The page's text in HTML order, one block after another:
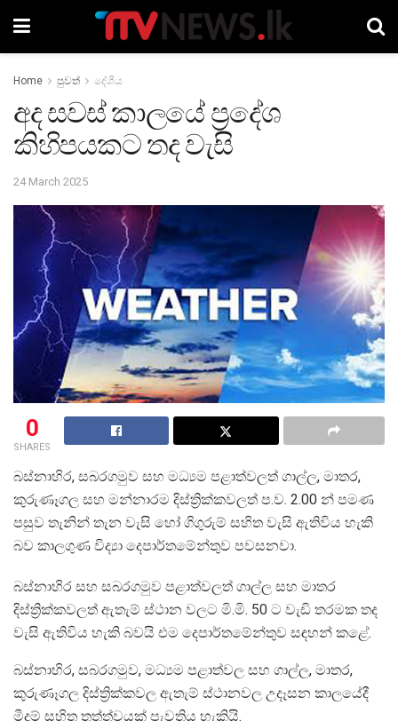
Home පුවත් දේශීය
අද සවස් කාලයේ ප්‍රදේශ
කිහිපයකට තද වැසි
24 March 2025
0
SHARES
බස්නාහිර, සබරගමුව සහ මධ්‍යම පළාත්වලත් ගාල්ල, මාතර,
කුරුණෑගල සහ මන්නාරම දිස්ත්‍රික්කවලත් ප.ව. 2.00 න් පමණ
පසුව තැනින් තැන වැසි හෝ ගිගුරුම් සහිත වැසි ඇතිවිය හැකි
බව කාලගුණ විද්‍යා දෙපාර්තමේන්තුව පවසනවා.
බස්නාහිර සහ සබරගමුව පළාත්වලත් ගාල්ල සහ මාතර
දිස්ත්‍රික්කවලත් ඇතැම් ස්ථාන වලට මි.මි. 50 ට වැඩි තරමක තද
වැසි ඇතිවිය හැකි බවයි එම දෙපාර්තමේන්තුව සඳහන් කළේ.
බස්නාහිර, සබරගමුව, මධ්‍යම පළාත්වල සහ ගාල්ල, මාතර,
කුරුණෑගල දිස්ත්‍රික්කවල ඇතැම් ස්ථානවල උදෑසන කාලයේදී
මීදුම් සහිත තත්ත්වයක් පැවතිය හැකියි.